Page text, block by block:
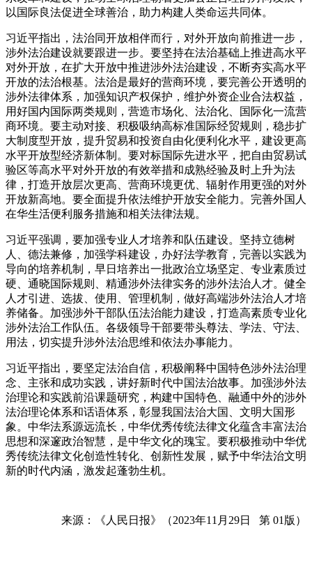
以国际良法促进全球善治，助力构建人类命运共同体。
习近平指出，法治同开放相伴而行，对外开放向前推进一步，
涉外法治建设就要跟进一步。要坚持在法治基础上推进高水平
对外开放，在扩大开放中推进涉外法治建设，不断夯实高水平
开放的法治根基。法治是最好的营商环境，要完善公开透明的
涉外法律体系，加强知识产权保护，维护外资企业合法权益，
用好国内国际两类规则，营造市场化、法治化、国际化一流营
商环境。要主动对接、积极吸纳高标准国际经贸规则，稳步扩
大制度型开放，提升贸易和投资自由化便利化水平，建设更高
水平开放型经济新体制。要对标国际先进水平，把自由贸易试
验区等高水平对外开放的有效举措和成熟经验及时上升为法
律，打造开放层次更高、营商环境更优、辐射作用更强的对外
开放新高地。要全面提升依法维护开放安全能力。完善外国人
在华生活便利服务措施和相关法律法规。
习近平强调，要加强专业人才培养和队伍建设。坚持立德树
人、德法兼修，加强学科建设，办好法学教育，完善以实践为
导向的培养机制，早日培养出一批政治立场坚定、专业素质过
硬、通晓国际规则、精通涉外法律实务的涉外法治人才。健全
人才引进、选拔、使用、管理机制，做好高端涉外法治人才培
养储备。加强涉外干部队伍法治能力建设，打造高素质专业化
涉外法治工作队伍。各级领导干部要带头尊法、学法、守法、
用法，切实提升涉外法治思维和依法办事能力。
习近平指出，要坚定法治自信，积极阐释中国特色涉外法治理
念、主张和成功实践，讲好新时代中国法治故事。加强涉外法
治理论和实践前沿课题研究，构建中国特色、融通中外的涉外
法治理论体系和话语体系，彰显我国法治大国、文明大国形
象。中华法系源远流长，中华优秀传统法律文化蕴含丰富法治
思想和深邃政治智慧，是中华文化的瑰宝。要积极推动中华优
秀传统法律文化创造性转化、创新性发展，赋予中华法治文明
新的时代内涵，激发起蓬勃生机。
来源：《人民日报》（2023年11月29日 第 01版）